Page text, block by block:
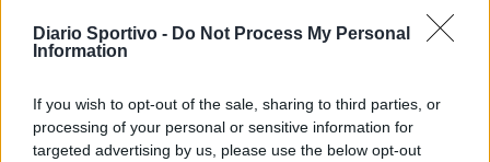
Diario Sportivo - Do Not Process My Personal
Information
If you wish to opt-out of the sale, sharing to third parties, or
processing of your personal or sensitive information for
targeted advertising by us, please use the below opt-out
Pinna
2 Ago 2026
Diawara, al Bonorva il difensore Balbo
1 Ago 2026